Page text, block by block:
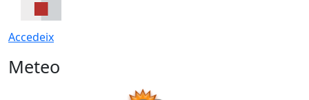
Accedeix
Meteo